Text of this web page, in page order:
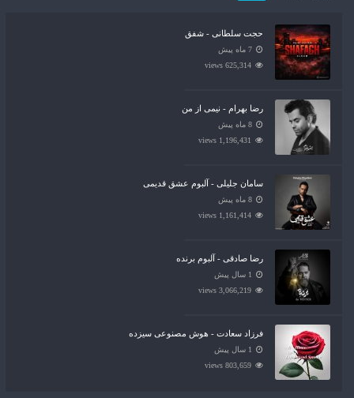
حجت سلطانی - شفق
7 ماه پیش
625,314 views
رضا بهرام - نیمی از من
8 ماه پیش
1,196,431 views
سامان جلیلی - آلبوم عشق قدیمی
8 ماه پیش
1,161,414 views
رضا صادقی - آلبوم برنده
1 سال پیش
3,066,219 views
فرزاد سعادت - هوش مصنوعی سیزده
1 سال پیش
803,659 views